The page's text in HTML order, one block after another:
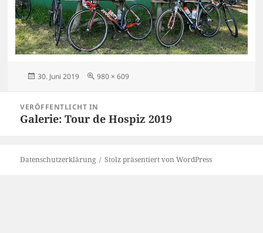
Veröffentlicht
30. Juni 2019 Originalgröße
980 × 609
VERÖFFENTLICHT IN
Galerie: Tour de Hospiz 2019
Datenschutzerklärung Stolz präsentiert von WordPress